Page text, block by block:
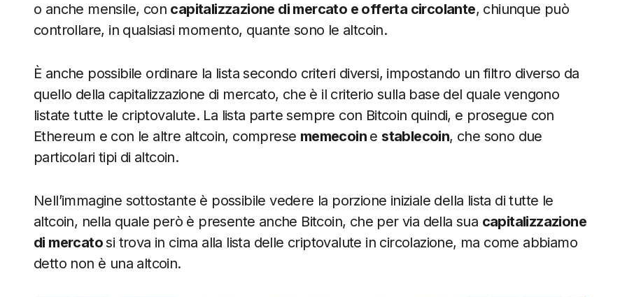
o anche mensile, con capitalizzazione di mercato e offerta circolante, chiunque può
controllare, in qualsiasi momento, quante sono le altcoin.
È anche possibile ordinare la lista secondo criteri diversi, impostando un filtro diverso da
quello della capitalizzazione di mercato, che è il criterio sulla base del quale vengono
listate tutte le criptovalute. La lista parte sempre con Bitcoin quindi, e prosegue con
Ethereum e con le altre altcoin, comprese memecoin e stablecoin, che sono due
particolari tipi di altcoin.
Nell’immagine sottostante è possibile vedere la porzione iniziale della lista di tutte le
altcoin, nella quale però è presente anche Bitcoin, che per via della sua capitalizzazione
di mercatosi trova in cima alla lista delle criptovalute in circolazione, ma come abbiamo
detto non è una altcoin.